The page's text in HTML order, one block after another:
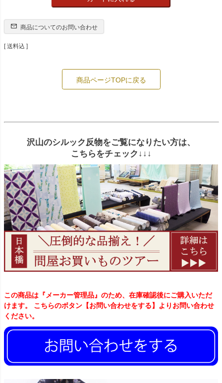
商品についてのお問い合わせ
送料込
商品ページTOPに戻る
沢山のシルック反物をご覧になりたい方は、
こちらをチェック↓↓↓
この商品は『メーカー管理品』のため、在庫確認後にご購入いただ
けます。 こちらのボタン【お問い合わせをする】よりお問い合わせ
ください。